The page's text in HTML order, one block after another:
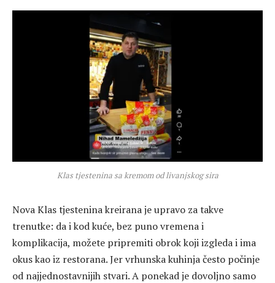
Klas tjestenina sa kremom od livanjskog sira
Nova Klas tjestenina kreirana je upravo za takve
trenutke: da i kod kuće, bez puno vremena i
komplikacija, možete pripremiti obrok koji izgleda i ima
okus kao iz restorana. Jer vrhunska kuhinja često počinje
od najjednostavnijih stvari. A ponekad je dovoljno samo